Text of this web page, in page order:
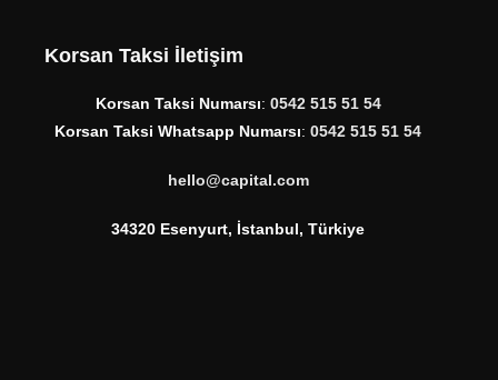
Korsan Taksi İletişim
Korsan Taksi Numarsı: 0542 515 51 54
Korsan Taksi Whatsapp Numarsı: 0542 515 51 54
hello@capital.com
34320 Esenyurt, İstanbul, Türkiye